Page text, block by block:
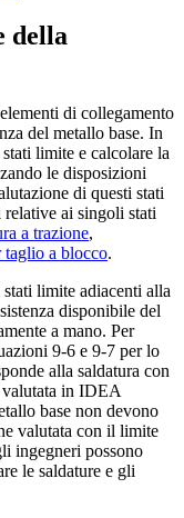
della
di collegamento
del metallo base. In
limite e calcolare la
le disposizioni
di questi stati
ai singoli stati
a trazione,
taglio a blocco.
limite adiacenti alla
disponibile del
a mano. Per
9-6 e 9-7 per lo
alla saldatura con
valutata in IDEA
base non devono
valutata con il limite
ingegneri possono
le saldature e gli